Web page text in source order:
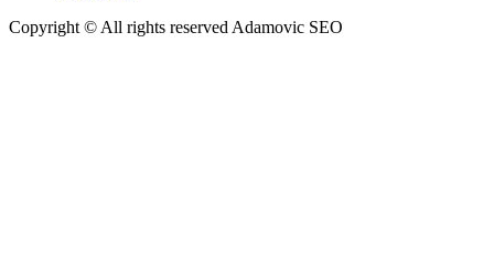
Copyright © All rights reserved Adamovic SEO